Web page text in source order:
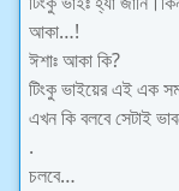
আকা…!
ঈশাঃ আকা কি?
টিংকু ভাইয়ের এই এক
এখন কি বলবে সেটাই
.
চলবে…